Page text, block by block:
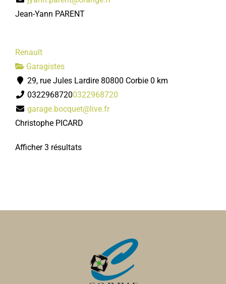
Jean-Yann PARENT
Renault
Garagistes
29, rue Jules Lardire 80800 Corbie 0 km
03229687200322968720
garage.bocquet@live.fr
Christophe PICARD
Afficher 3 résultats